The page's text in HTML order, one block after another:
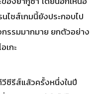
ไชส์เกมนี้ยังประกอบไป
รรมมากมาย ยกตัวอย่าง
เกะ
ซีรีส์แล้วครั้งหนึ่งในปี